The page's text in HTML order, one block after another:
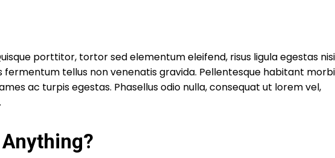
porttitor, tortor sed elementum eleifend, risus ligula egestas
fermentum tellus non venenatis gravida. Pellentesque habitant morbi
ac turpis egestas. Phasellus odio nulla, consequat ut lorem vel,